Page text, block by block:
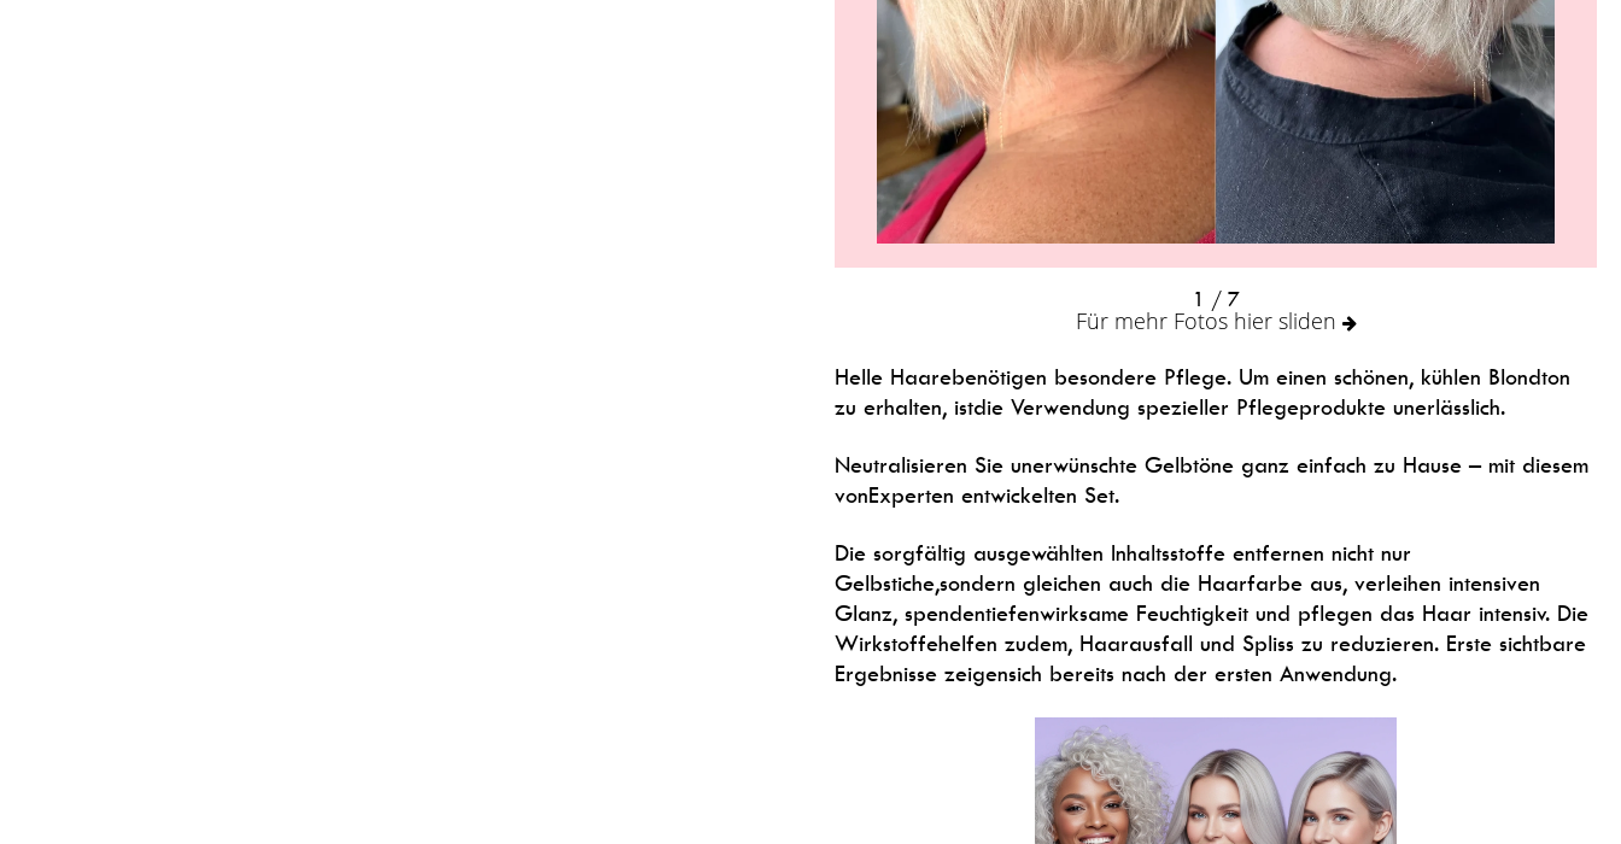
1 / 7
Für mehr Fotos hier sliden
Helle Haarebenötigen besondere Pflege. Um einen schönen, kühlen Blondton
zu erhalten, istdie Verwendung spezieller Pflegeprodukte unerlässlich.
Neutralisieren Sie unerwünschte Gelbtöne ganz einfach zu Hause – mit diesem
vonExperten entwickelten Set.
Die sorgfältig ausgewählten Inhaltsstoffe entfernen nicht nur
Gelbstiche,sondern gleichen auch die Haarfarbe aus, verleihen intensiven
Glanz, spendentiefenwirksame Feuchtigkeit und pflegen das Haar intensiv. Die
Wirkstoffehelfen zudem, Haarausfall und Spliss zu reduzieren. Erste sichtbare
Ergebnisse zeigensich bereits nach der ersten Anwendung.